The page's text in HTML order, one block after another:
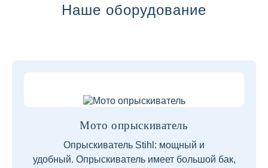
Наше оборудование
Мото опрыскиватель
Опрыскиватель Stihl: мощный и
удобный. Опрыскиватель имеет большой бак,